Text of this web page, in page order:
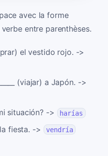
avec la forme
entre parenthèses.
el vestido rojo. ->
(viajar) a Japón. ->
situación? -> harías
fiesta. -> vendría